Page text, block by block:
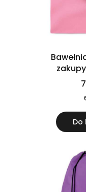
zakupy
Do